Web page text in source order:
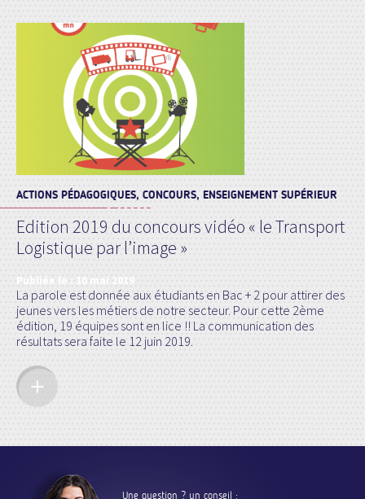
ACTIONS PÉDAGOGIQUES, CONCOURS, ENSEIGNEMENT SUPÉRIEUR
Edition 2019 du concours vidéo « le Transport
Logistique par l’image »
Publiée le : 10 mai 2019
La parole est donnée aux étudiants en Bac + 2 pour attirer des
jeunes vers les métiers de notre secteur. Pour cette 2ème
édition, 19 équipes sont en lice !! La communication des
résultats sera faite le 12 juin 2019.
Une question ? un conseil :